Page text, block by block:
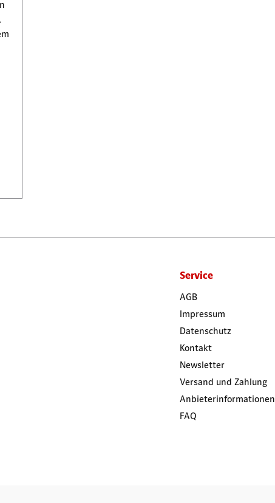
Service
AGB
Impressum
Datenschutz
Kontakt
Newsletter
Versand und Zahlung
Anbieterinformationen
FAQ